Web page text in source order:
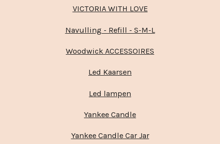
VICTORIA WITH LOVE
Navulling - Refill - S-M-L
Woodwick ACCESSOIRES
Led Kaarsen
Led lampen
Yankee Candle
Yankee Candle Car Jar